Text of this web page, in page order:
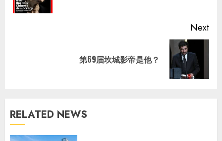
Next
第69届坎城影帝是他？
RELATED NEWS